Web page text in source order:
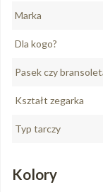
Marka
Dla kogo?
Pasek czy
Kształt zegarka
Typ tarczy
Kolory